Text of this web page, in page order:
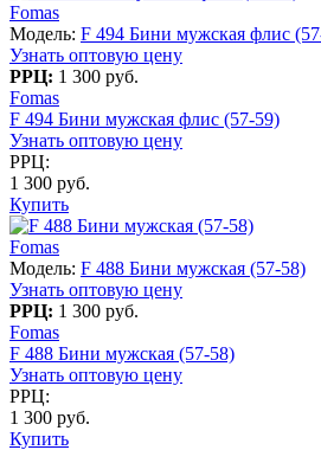
Fomas
Модель: F 494 Бини мужская флис
Узнать оптовую цену
РРЦ: 1 300 руб.
Fomas
F 494 Бини мужская флис (57-59)
Узнать оптовую цену
РРЦ:
1 300 руб.
Купить
Fomas
Модель: F 488 Бини мужская (57-58)
Узнать оптовую цену
РРЦ: 1 300 руб.
Fomas
F 488 Бини мужская (57-58)
Узнать оптовую цену
РРЦ:
1 300 руб.
Купить